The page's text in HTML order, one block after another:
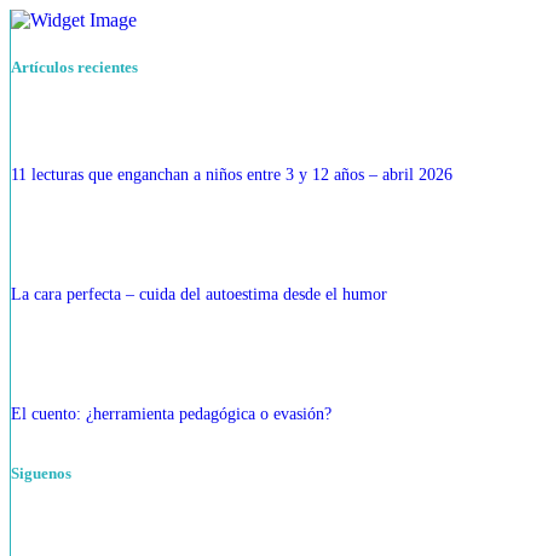
Artículos recientes
11 lecturas que enganchan a niños entre 3 y 12 años – abril 2026
La cara perfecta – cuida del autoestima desde el humor
El cuento: ¿herramienta pedagógica o evasión?
Siguenos